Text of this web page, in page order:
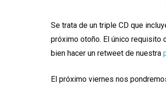
Se trata de un triple CD que
próximo otoño. El único requisito
bien hacer un retweet de nuestra
El próximo viernes nos